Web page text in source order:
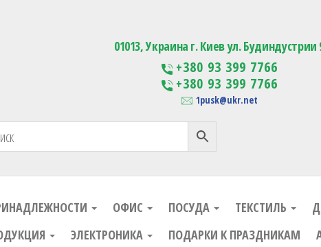
Изготовление сувенирной
01013, Украина г. Киев ул. Будиндустрии
+380 93 399 7766
+380 93 399 7766
1pusk@ukr.net
ОФИС ПОСУДА ТЕКСТИЛЬ
ЭЛЕКТРОНИКА ПОДАРКИ К ПРАЗДНИКАМ